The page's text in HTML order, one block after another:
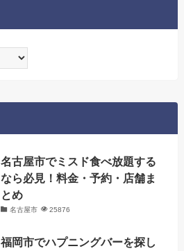
名古屋市でミスド食べ放題する
なら必見！料金・予約・店舗ま
とめ
名古屋市 25876
福岡市でハプニングバーを探し